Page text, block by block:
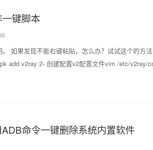
键脚本
如果发现不能右键粘贴，怎么办？试试这个的方
add v2ray 2- 创建配置v2配置文件vim /etc/v2ray/
命令一键删除系统内置软件